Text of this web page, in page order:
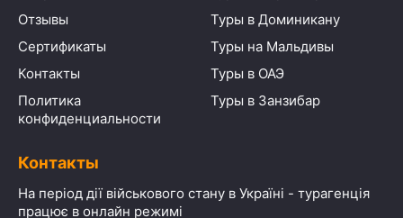
Отзывы
Сертификаты
Контакты
Политика
конфиденциальности
Туры в Доминикану
Туры на Мальдивы
Туры в ОАЭ
Туры в Занзибар
Контакты
На період дії військового стану в Україні - турагенція
працює в онлайн режимі